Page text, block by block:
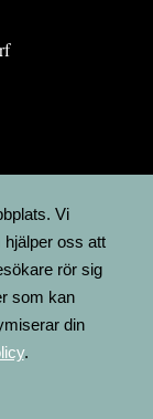
Vi
oss att
rör sig
som kan
din
.